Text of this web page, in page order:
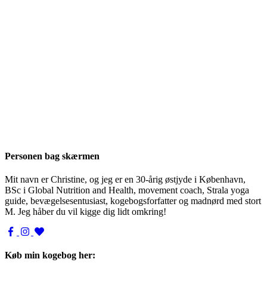
Personen bag skærmen
Mit navn er Christine, og jeg er en 30-årig østjyde i København,
BSc i Global Nutrition and Health, movement coach, Strala yoga
guide, bevægelsesentusiast, kogebogsforfatter og madnørd med stort
M. Jeg håber du vil kigge dig lidt omkring!
Køb min kogebog her: